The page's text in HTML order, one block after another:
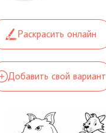
Раскрасить онлайн
Добавить свой вариант